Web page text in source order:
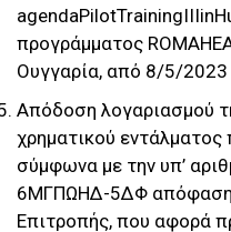
προγράμματος
Ουγγαρία, από 8/5/
Απόδοση λογαριασμού
χρηματικού
σύμφωνα με την υπ’
6ΜΓΠΩΗΔ-5ΔΦ απόφαση
Επιτροπής, που αφορά